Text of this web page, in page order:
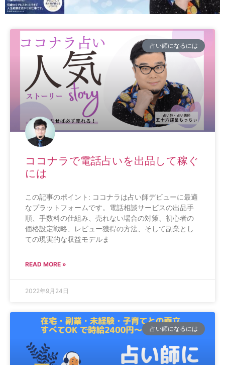
占い師になるには
ココナラで電話占いを出品して稼ぐ
には
この記事のポイント: ココナラは占い師デビューに最適
なプラットフォームです。電話相談サービスの出品手
順、手数料の仕組み、売れない場合の対策、初心者の
価格設定戦略、レビュー獲得の方法、そして副業とし
ての現実的な収益モデルま
READ MORE »
2022年9月24日
占い師になるには